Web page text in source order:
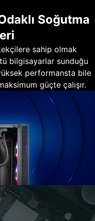
Soğutma
sahip olmak
bilgisayarlar sunduğu
performansta bile
güçte çalışır.